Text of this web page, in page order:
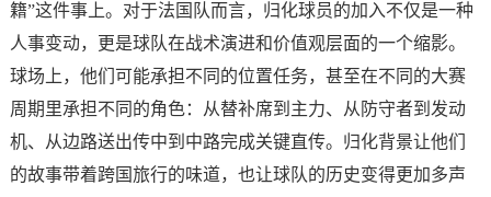
籍”这件事上。对于法国队而言，归化球员的加入不仅是一种
人事变动，更是球队在战术演进和价值观层面的一个缩影。
球场上，他们可能承担不同的位置任务，甚至在不同的大赛
周期里承担不同的角色：从替补席到主力、从防守者到发动
机、从边路送出传中到中路完成关键直传。归化背景让他们
的故事带着跨国旅行的味道，也让球队的历史变得更加多声